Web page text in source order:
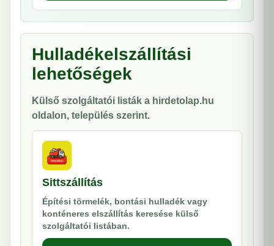
Hulladékelszállítási
lehetőségek
Külső szolgáltatói listák a hirdetolap.hu
oldalon, település szerint.
Sittszállítás
Építési törmelék, bontási hulladék vagy
konténeres elszállítás keresése külső
szolgáltatói listában.